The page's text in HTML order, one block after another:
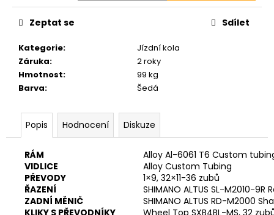
Kategorie:
Jízdní kola
Záruka:
2 roky
Hmotnost:
99 kg
Barva: Šedá
Zeptat se Sdílet
Popis Hodnocení Diskuze
RÁM
Alloy Al-6061 T6 Custom
VIDLICE
Alloy Custom Tubing
PŘEVODY
1×9, 32×11-36 zubů
ŘAZENÍ
SHIMANO ALTUS SL-M2010-9R
ZADNÍ MĚNIČ
SHIMANO ALTUS RD-M2000
KLIKY S PŘEVODNÍKY
Wheel Top SXB4BL-MS, 32
u
m
e
29"
NX-
EAGLE
1X12
28
990
Kč